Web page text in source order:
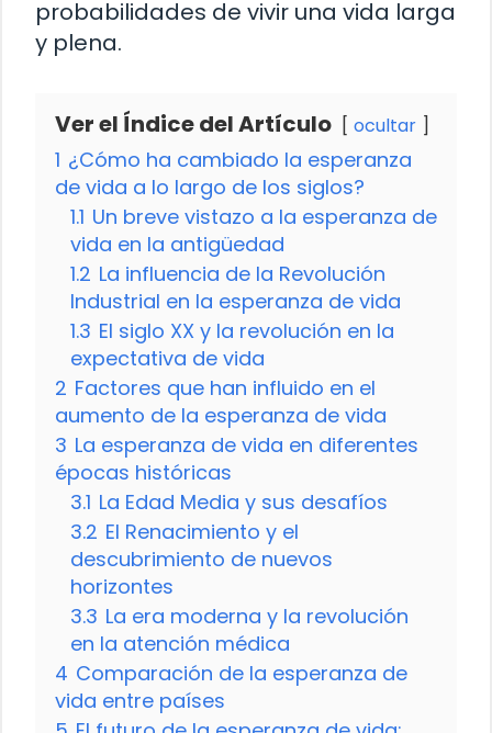
probabilidades de vivir una vida larga
y plena.
Ver el Índice del Artículo ocultar
1 ¿Cómo ha cambiado la esperanza
de vida a lo largo de los siglos?
1.1 Un breve vistazo a la esperanza de
vida en la antigüedad
1.2 La influencia de la Revolución
Industrial en la esperanza de vida
1.3 El siglo XX y la revolución en la
expectativa de vida
2 Factores que han influido en el
aumento de la esperanza de vida
3 La esperanza de vida en diferentes
épocas históricas
3.1 La Edad Media y sus desafíos
3.2 El Renacimiento y el
descubrimiento de nuevos
horizontes
3.3 La era moderna y la revolución
en la atención médica
4 Comparación de la esperanza de
vida entre países